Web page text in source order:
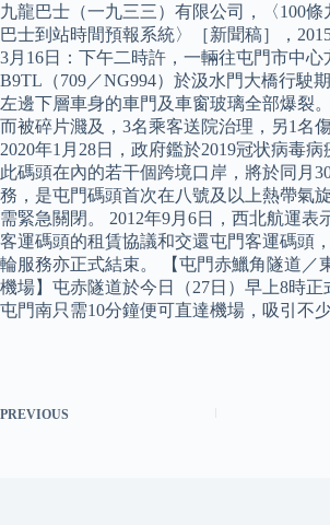
九龍巴士（一九三三）有限公司，〈100
巴士到站時間預報系統〉［新聞稿］，
3月16日：下午二時許，一輛往屯門市中心
B9TL（709／NG994）於汲水門大橋行駛
左邊下層車身的車門及車窗玻璃全部爆裂
而被碎片濺及，3名乘客送院治理，另1名
2020年1月28日，政府鑑於2019冠状病毒
此碼頭在內的若干個跨境口岸，將於同月
務，是屯門碼頭首次在八號及以上熱帶氣
需緊急關閉。 2012年9月6日，西北航運表
客運碼頭的租賃協議和交還屯門客運碼頭
輪服務亦正式結束。 【屯門赤鱲角隧道／
機場】屯赤隧道於今日（27日）早上8時
屯門南只需10分鐘便可直達機場，吸引不
PREVIOUS